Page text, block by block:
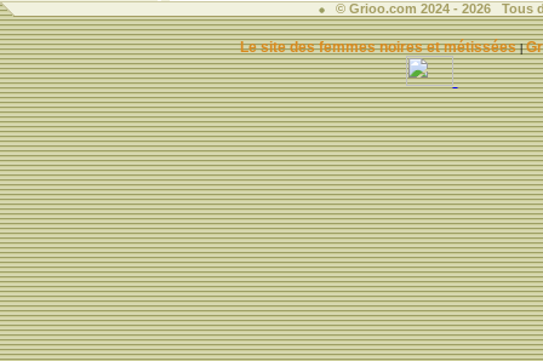
© Grioo.com 2024 - 2026 Tous
Le site des femmes noires et métissées|